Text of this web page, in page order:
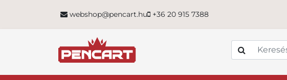
webshop@pencart.hu +36 20 915 7388